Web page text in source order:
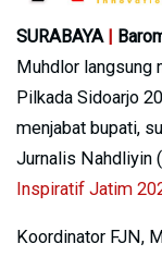
SURABAYA |
Muhdlor langsung
Pilkada Sidoarjo
menjabat bupati,
Jurnalis Nahdliyin
Inspiratif Jatim
Koordinator FJN,